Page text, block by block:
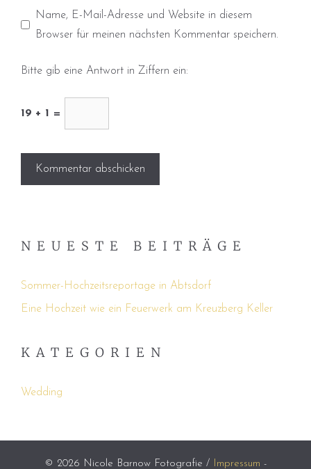
Name, E-Mail-Adresse und Website in diesem
Browser für meinen nächsten Kommentar speichern.
Bitte gib eine Antwort in Ziffern ein:
19 + 1 =
NEUESTE BEITRÄGE
Sommer-Hochzeitsreportage in Abtsdorf
Eine Hochzeit wie ein Feuerwerk am Kreuzberg Keller
KATEGORIEN
Wedding
© 2026 Nicole Barnow Fotografie / Impressum -